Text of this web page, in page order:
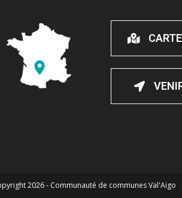
2026 - Communauté de communes Val'Aïgo